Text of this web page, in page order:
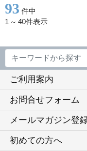
93 件中
1 ～ 40件表示
ご利用案内
お問合せフォーム
メールマガジン登
初めての方へ